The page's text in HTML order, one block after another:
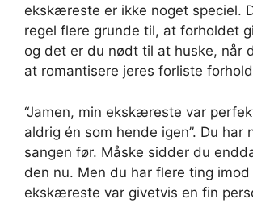
ekskæreste er ikke noget speciel.
regel flere grunde til, at forholdet
og det er du nødt til at huske, når
at romantisere jeres forliste
“Jamen, min ekskæreste var
aldrig én som hende igen”. Du har
sangen før. Måske sidder du
den nu. Men du har flere ting imod
ekskæreste var givetvis en fin